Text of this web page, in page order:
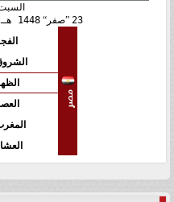
23
صفر 1448 هـ
مصر